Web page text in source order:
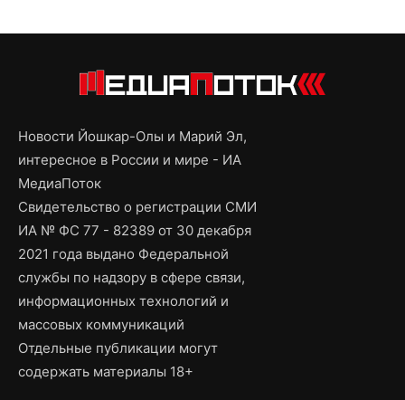
Новости Йошкар-Олы и Марий Эл,
интересное в России и мире - ИА
МедиаПоток
Свидетельство о регистрации СМИ
ИА № ФС 77 - 82389 от 30 декабря
2021 года выдано Федеральной
службы по надзору в сфере связи,
информационных технологий и
массовых коммуникаций
Отдельные публикации могут
содержать материалы 18+